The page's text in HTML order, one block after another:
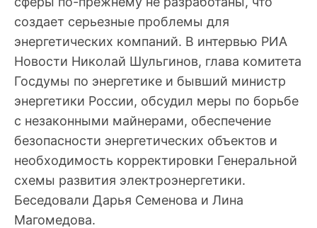
создает серьезные проблемы для
энергетических компаний. В интервью РИА
Новости Николай Шульгинов, глава комитета
Госдумы по энергетике и бывший министр
энергетики России, обсудил меры по борьбе
с незаконными майнерами, обеспечение
безопасности энергетических объектов и
необходимость корректировки Генеральной
схемы развития электроэнергетики.
Беседовали Дарья Семенова и Лина
Магомедова.